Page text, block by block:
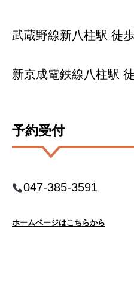
武蔵野線新八柱駅 徒
新京成電鉄線八柱駅
予約受付
047-385-3591
ホームページはこちらから